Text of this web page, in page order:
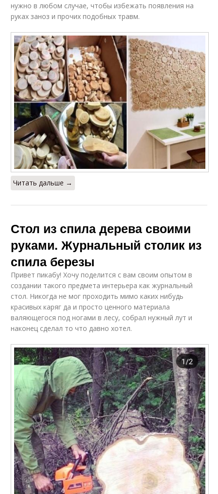
нужно в любом случае, чтобы избежать появления на
руках заноз и прочих подобных травм.
Читать дальше →
Стол из спила дерева своими
руками. Журнальный столик из
спила березы
Привет пикабу! Хочу поделится с вам своим опытом в
создании такого предмета интерьера как журнальный
стол. Никогда не мог проходить мимо каких нибудь
красивых каряг да и просто ценного материала
валяющегося под ногами в лесу, собрал нужный лут и
наконец сделал то что давно хотел.